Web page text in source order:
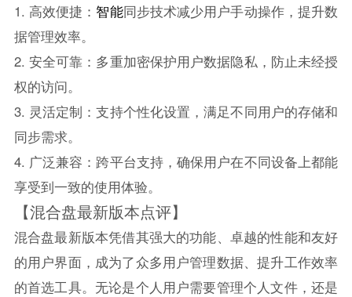
1. 高效便捷： 智能同步技术减少用户手动操作，提升数
据管理效率。
2. 安全可靠：多重加密保护用户数据隐私，防止未经授
权的访问。
3. 灵活定制：支持个性化设置，满足不同用户的存储和
同步需求。
4. 广泛兼容：跨平台支持，确保用户在不同设备上都能
享受到一致的使用体验。
【混合盘最新版本点评】
混合盘最新版本凭借其强大的功能、卓越的性能和友好
的用户界面，成为了众多用户管理数据、提升工作效率
的首选工具。无论是个人用户需要管理个人文件，还是